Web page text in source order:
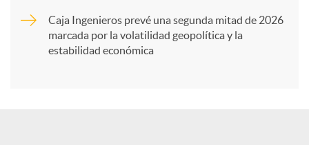
t
Caja Ingenieros prevé una segunda mitad de 2026
marcada por la volatilidad geopolítica y la
estabilidad económica